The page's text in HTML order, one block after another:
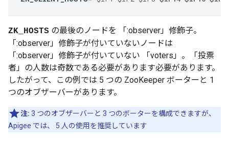
ZK_HOSTS の最後のノードを 「:observer」修飾子。
「:observer」修飾子が付いていないノードは
「:observer」修飾子が付いていない 「voters」。「投票
者」の人数は奇数である必要があります必要があります。
したがって、この例では 5 つの ZooKeeper ボーターと 1
つのオブザーバーがあります。
注: 3 つのオブザーバーと 3 つのボーターを構成できますが、
Apigee では、 5 人の使用を推奨しています